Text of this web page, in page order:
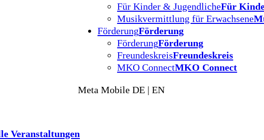
Für Kinder & JugendlicheFür
Musikvermittlung für Erwachsene
FörderungFörderung
FörderungFörderung
FreundeskreisFreundeskreis
MKO ConnectMKO Connect
Meta Mobile DE | EN
Veranstaltungen